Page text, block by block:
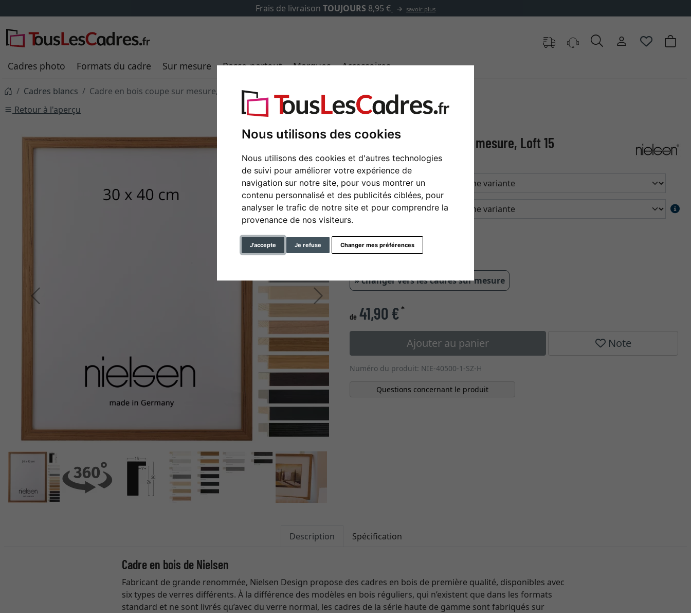
Nous utilisons des cookies
Nous utilisons des cookies et d'autres technologies
de suivi pour améliorer votre expérience de
navigation sur notre site, pour vous montrer un
contenu personnalisé et des publicités ciblées, pour
analyser le trafic de notre site et pour comprendre la
provenance de nos visiteurs.
J'accepte Je refuse Changer mes préférences
✓500 000 articles au choix
Cadres photo Formats du cadre Sur mesure Passe-partout Marques Accessoires
Cadres blancs
Cadre en bois coupe sur mesure, Loft 15
Retour à l'aperçu
Retour Continuer
Cadre en bois coupe sur mesure, Loft 15
couleur
type de verre
» changer vers les cadres sur mesure
de 41,90 €*
Ajouter au panier Note
Numéro du produit: NIE-40500-1-SZ-H
Questions concernant le produit
Description Spécification
Cadre en bois de Nielsen
Fabricant de grande renommée, Nielsen Design propose des cadres en bois de première qualité, disponibles avec
six types de verres différents. À la différence des modèles en bois réguliers, qui n’existent que dans les formats
standard et ne sont livrés qu’avec du verre normal, les cadres de la série haute de gamme sont fabriqués sur